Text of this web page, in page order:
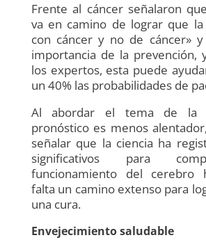
Frente al cáncer señalaron
va en camino de lograr que
con cáncer y no de cáncer»
importancia de la prevención,
los expertos, esta puede
un 40% las probabilidades de
Al abordar el tema de la
pronóstico es menos
señalar que la ciencia ha
significativos para
funcionamiento del cerebro
falta un camino extenso para
una cura.
Envejecimiento saludable